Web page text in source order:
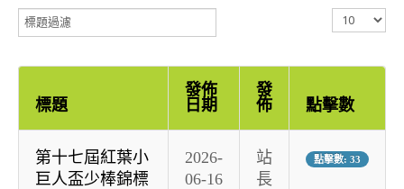
標
題
顯
示
標題
發佈
日期
發
佈
點擊數
第十七屆紅葉小
巨人盃少棒錦標
2026-
06-16
站
長
點擊數: 33